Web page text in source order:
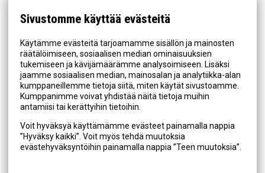
Sivustomme käyttää evästeitä
Käytämme evästeitä tarjoamamme sisällön ja mainosten
räätälöimiseen, sosiaalisen median ominaisuuksien
tukemiseen ja kävijämäärämme analysoimiseen. Lisäksi
jaamme sosiaalisen median, mainosalan ja analytiikka-alan
kumppaneillemme tietoja siitä, miten käytät sivustoamme.
Kumppanimme voivat yhdistää näitä tietoja muihin
antamiisi tai kerättyihin tietoihin.
Voit hyväksyä käyttämämme evästeet painamalla nappia
”Hyväksy kaikki”. Voit myös tehdä muutoksia
evästehyväksyntöihin painamalla nappia ”Teen muutoksia”.
OSTOSKORIIN
Doraemon Story of Seasons
PS4
Nintendo
New Super Mario Bros. U
Deluxe Nintendo Switch